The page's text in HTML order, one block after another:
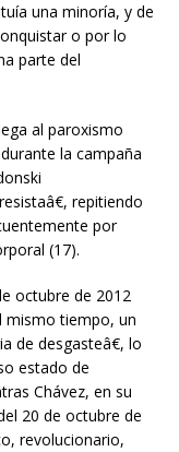
una minoría, y de
o por lo
parte del
al paroxismo
la campaña
repitiendo
por
(17).
octubre de 2012
mismo tiempo, un
desgasteâ€, lo
estado de
Chávez, en su
20 de octubre de
revolucionario,